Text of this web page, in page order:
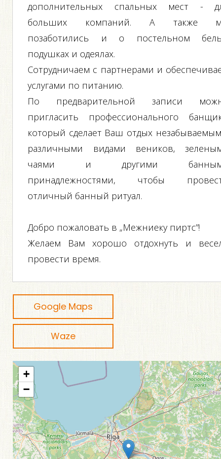
дополнительных спальных мест -
больших компаний. А также
позаботились и о постельном
подушках и одеялах.
Сотрудничаем с партнерами и
услугами по питанию.
По предварительной записи
пригласить профессионального
который сделает Ваш отдых
различными видами веников,
чаями и другими
принадлежностями, чтобы
отличный банный ритуал.
Добро пожаловать в „Межниеку пиртс”!
Желаем Вам хорошо отдохнуть и
провести время.
Google Maps
Waze
+
−